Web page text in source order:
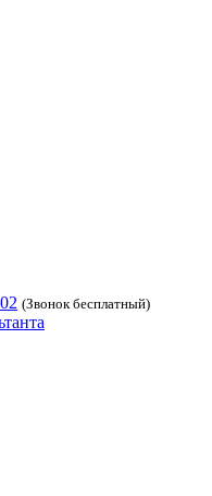
(Звонок бесплатный)